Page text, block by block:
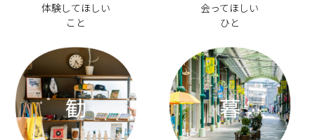
体験してほしい
こと
会ってほしい
ひと
勧 暮